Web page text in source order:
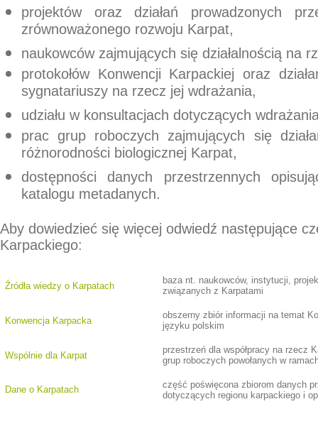
projektóworaz działań prowadzonych
zrównoważonego rozwoju Karpat,
naukowców zajmujących się działalnością na
protokołów Konwencji Karpackiej oraz
sygnatariuszy na rzecz jej wdrażania,
udziału w konsultacjach dotyczących
prac grup roboczych zajmujących się
różnorodności biologicznej Karpat,
dostępności danych przestrzennych
katalogu metadanych.
Aby dowiedzieć się więcej odwiedź następujące
Karpackiego:
Źródła wiedzy o Karpatach
baza nt. naukowców, instytucji,
związanych z Karpatami
Konwencja Karpacka
obszerny zbiór informacji na temat
języku polskim
Wspólnie dla Karpat
przestrzeń dla współpracy na rzecz
grup roboczych powołanych w
Dane o Karpatach
część poświęcona zbiorom danych
dotyczących regionu karpackiego i